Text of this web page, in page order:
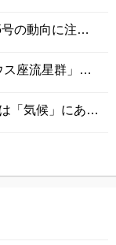
週間天気予報 お盆休みは台風15号の動向に注意 西日本や東海は厳しい暑さ続く
来週の8月12日(水)夜は「ペルセウス座流星群」多くの流星が出現
“東はそば、西はうどん” その理由は「気候」にあった